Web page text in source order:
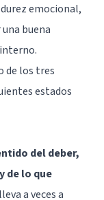
emocional,
buena
de los tres
estados
del deber,
de lo que
a veces a